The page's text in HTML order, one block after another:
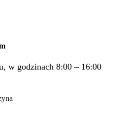
w godzinach 8:00 – 16:00